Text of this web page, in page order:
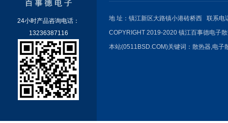
24小时产品咨询电话：
13236387116
地 址：镇江新区大路镇小港砖桥西 联系
COPYRIGHT 2019-2020 镇江百事德电子
本站(0511BSD.COM)关键词： 散热器,电子